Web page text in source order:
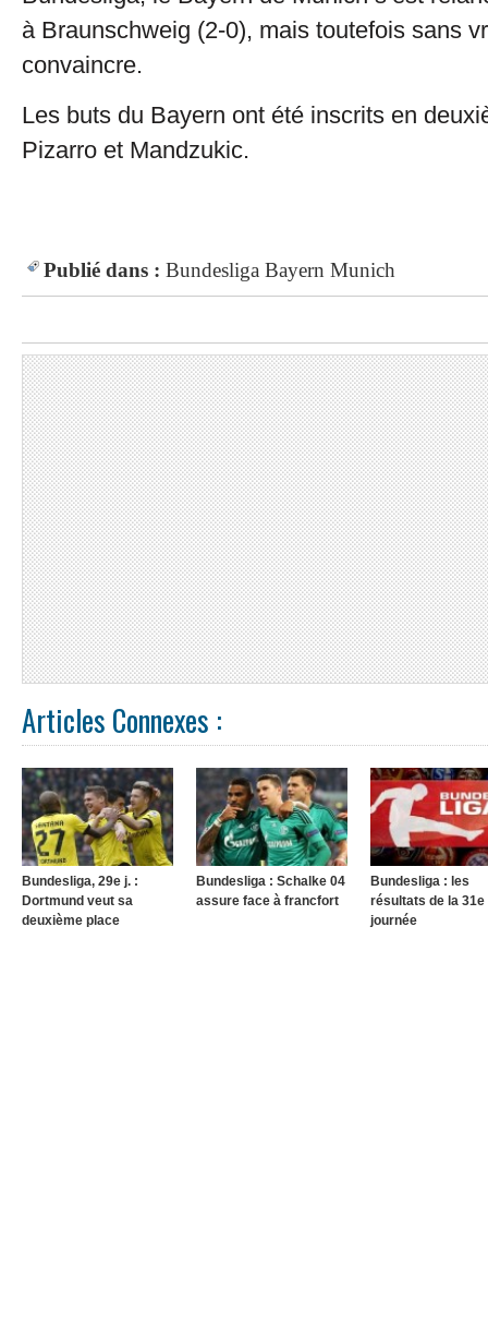
à Braunschweig (2-0), mais toutefois sans
convaincre.
Les buts du Bayern ont été inscrits en
Pizarro et Mandzukic.
Publié dans : Bundesliga Bayern Munich
Articles Connexes :
Bundesliga, 29e j. :
Dortmund veut sa
deuxième place
Bundesliga : Schalke 04
assure face à francfort
Bundesliga : les
résultats de la 31e
journée